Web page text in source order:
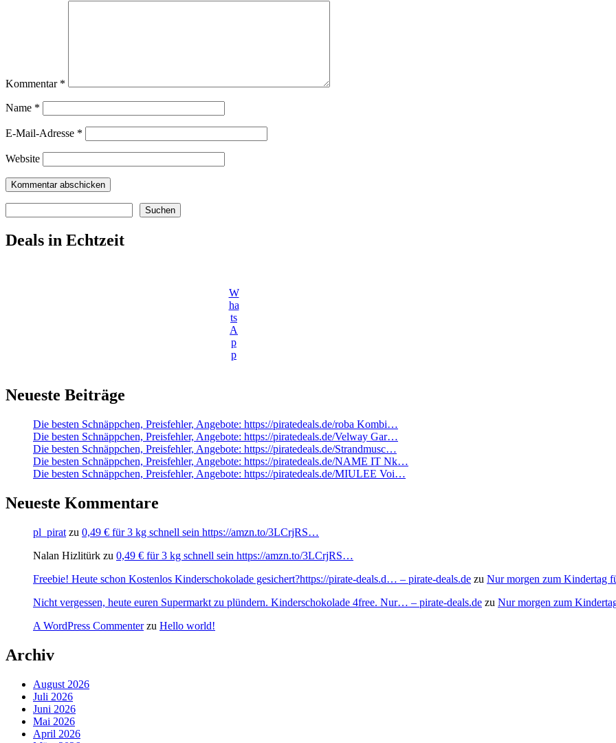
Kommentar *
Name *
E-Mail-Adresse *
Website
Suchen
Deals in Echtzeit
W
ha
ts
A
p
p
Neueste Beiträge
Die besten Schnäppchen, Preisfehler, Angebote: https://piratedeals.de/roba Kombi…
Die besten Schnäppchen, Preisfehler, Angebote: https://piratedeals.de/Velway Gar…
Die besten Schnäppchen, Preisfehler, Angebote: https://piratedeals.de/Strandmusc…
Die besten Schnäppchen, Preisfehler, Angebote: https://piratedeals.de/NAME IT Nk…
Die besten Schnäppchen, Preisfehler, Angebote: https://piratedeals.de/MIULEE Voi…
Neueste Kommentare
pl_pirat zu 0,49 € für 3 kg schnell sein https://amzn.to/3LCrjRS…
Nalan Hizlitürk zu 0,49 € für 3 kg schnell sein https://amzn.to/3LCrjRS…
Freebie! Heute schon Kostenlos Kinderschokolade gesichert?https://pirate-deals.d… – pirate-deals.de zu Nur morgen zum Kindertag
Nicht vergessen, heute euren Supermarkt zu plündern. Kinderschokolade 4free. Nur… – pirate-deals.de zu Nur morgen zum
A WordPress Commenterzu Hello world!
Archiv
August 2026
Juli 2026
Juni 2026
Mai 2026
April 2026